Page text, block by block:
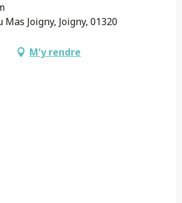
Mas Joigny, Joigny, 01320
M'y rendre